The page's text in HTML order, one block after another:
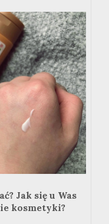
Jak się u Was
kosmetyki?